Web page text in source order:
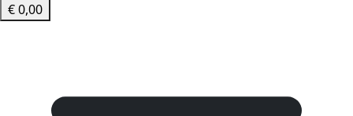
€ 0,00